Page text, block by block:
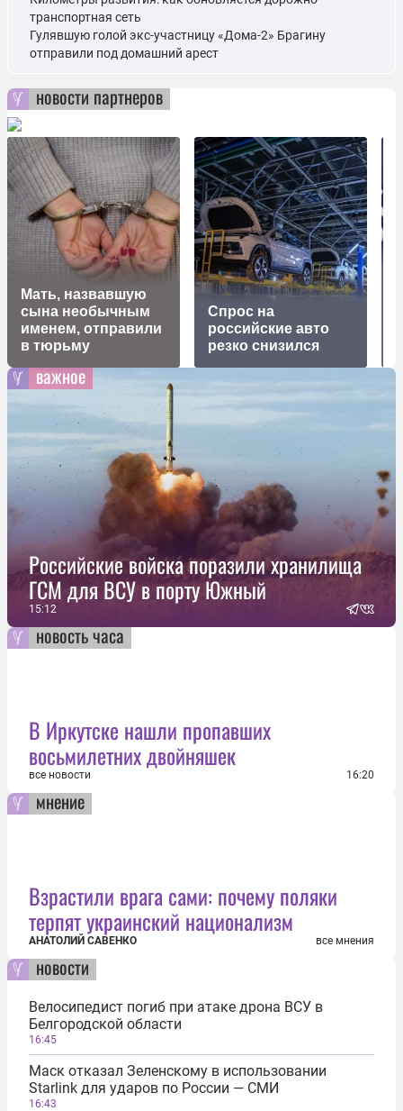
транспортная сеть
Гулявшую голой экс-участницу «Дома-2» Брагину
отправили под домашний арест
новости партнеров
Мать, назвавшую
сына необычным
именем, отправили
в тюрьму
Спрос на
российские авто
резко снизился
важное
Российские войска поразили хранилища
ГСМ для ВСУ в порту Южный
15:12
новость часа
В Иркутске нашли пропавших
восьмилетних двойняшек
все новости 16:20
мнение
Взрастили врага сами: почему поляки
терпят украинский национализм
АНАТОЛИЙ САВЕНКО все мнения
новости
Велосипедист погиб при атаке дрона ВСУ в
Белгородской области
16:45
Маск отказал Зеленскому в использовании
Starlink для ударов по России — СМИ
16:43